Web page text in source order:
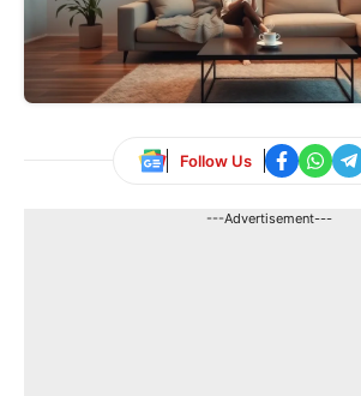
Follow Us
---Advertisement---